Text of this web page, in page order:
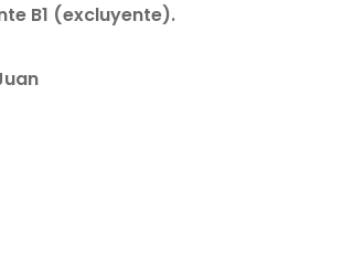
B1 (excluyente).